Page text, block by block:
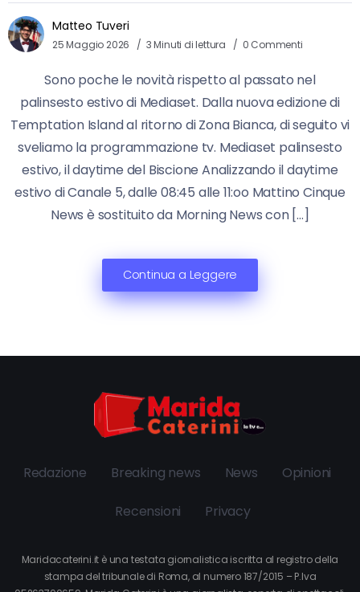
Matteo Tuveri
25 Maggio 2026 3 Minuti di lettura 0 Commenti
Sono poche le novità rispetto al passato nel
palinsesto estivo di Mediaset. Dalla nuova edizione di
Temptation Island al ritorno di Zona Bianca, di seguito vi
sveliamo la programmazione tv. Mediaset palinsesto
estivo, il daytime del Biscione Analizzando il daytime
estivo di Canale 5, dalle 08:45 alle 11:oo Mattino Cinque
News è sostituito da Morning News con […]
Continua a Leggere
Redazione Breaking news News Opinioni
Recensioni Privacy
Maridacaterini.it è una testata giornalistica iscritta al registro della
stampa del tribunale di Roma, al numero 187/2015 – P.Iva